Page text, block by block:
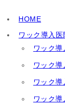
HOME
ワック導入医
ワック導
ワック導
ワック導
ワック導